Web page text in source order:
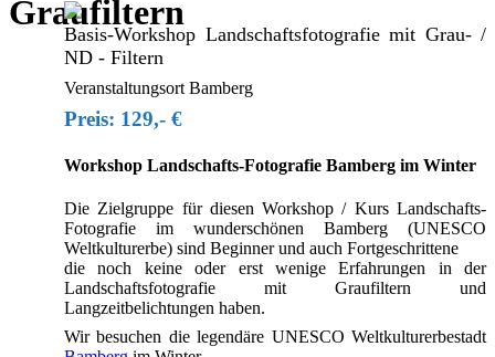
Graufiltern
Basis-Workshop Landschaftsfotografie mit Grau- /
ND - Filtern
Veranstaltungsort Bamberg
Preis: 129,- €
Workshop Landschafts-Fotografie Bamberg im Winter
Die Zielgruppe für diesen Workshop / Kurs Landschafts-
Fotografie im wunderschönen Bamberg (UNESCO
Weltkulturerbe) sind Beginner und auch Fortgeschrittene
die noch keine oder erst wenige Erfahrungen in der
Landschaftsfotografie mit Graufiltern und
Langzeitbelichtungen haben.
Wir besuchen die legendäre UNESCO Weltkulturerbestadt